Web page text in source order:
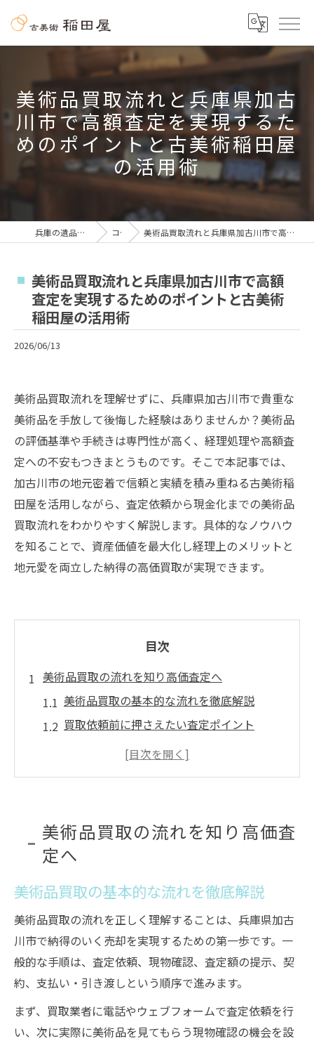
美術品買取流れと兵庫県加古
川市で高額査定を実現するた
めのポイントと古美術稲田屋
の活用術
兵庫の遺品整理なら古美術 稲田屋 コラム 美術品買取流れと兵庫県加古川市で高額査定を実現するためのポイントと古美術稲田屋の活用術
美術品買取流れと兵庫県加古川市で高額
査定を実現するためのポイントと古美術
稲田屋の活用術
2026/06/13
美術品買取流れを理解せずに、兵庫県加古川市で貴重な
美術品を手放して後悔した経験はありませんか？美術品
の評価基準や手続きは専門性が高く、経理処理や高額査
定への不安もつきまとうものです。そこで本記事では、
加古川市の地元密着で信頼と実績を積み重ねる古美術稲
田屋を活用しながら、査定依頼から現金化までの美術品
買取流れをわかりやすく解説します。具体的なノウハウ
を知ることで、資産価値を最大化し経理上のメリットと
地元愛を両立した納得の高価買取が実現できます。
目次
美術品買取の流れを知り高価査定へ
美術品買取の基本的な流れを徹底解説
買取依頼前に押さえたい査定ポイント
美術品買取で高額を狙うコツと注意点
専門性が光る古美術稲田屋の信頼感
古美術稲田屋の美術品買取専門性の強み
感
地域密着で実績豊富な古美術稲田屋の特徴
美術品買取で信頼される古美術稲田屋の評
価
古美術稲田屋の美術品買取が支持される理
由
経理処理も安心できる美術品買取手順
美術品買取の流れを知り高価査
定へ
美術品買取の基本的な流れを徹底解説
美術品買取の流れを正しく理解することは、兵庫県加古
川市で納得のいく売却を実現するための第一歩です。一
般的な手順は、査定依頼、現物確認、査定額の提示、契
約、支払い・引き渡しという順序で進みます。
まず、買取業者に電話やウェブフォームで査定依頼を行
い、次に実際に美術品を見てもらう現物確認の機会を設